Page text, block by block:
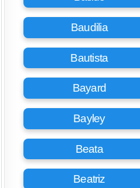
Baudilia
Bautista
Bayard
Bayley
Beata
Beatriz